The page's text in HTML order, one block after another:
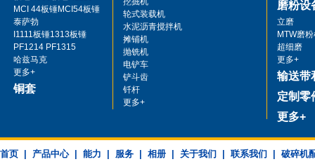
F20006171
MR130 Z EVO
F20010951
F20011039
2196048
MCI 44板锤MCI54板锤
泰萨勃
I1111板锤1313板锤
PF1214 PF1315
哈兹马克
更多+
铜套
轮式装载机
水泥沥青搅拌机
摊铺机
抛铣机
电铲车
铲斗齿
钎杆
更多+
磨粉设
立磨
MTW磨
超细磨
更多+
输送带
定制零
更多+
首页 产品中心| 能力 服务 相册 关于我们 联系我们 破碎机